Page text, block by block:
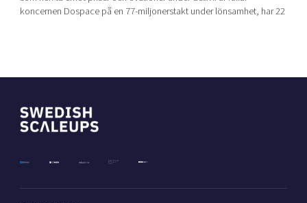
Internationalisering
Mer
koncernen Dospace på en 77-miljonerstakt under lönsamhet, har 22